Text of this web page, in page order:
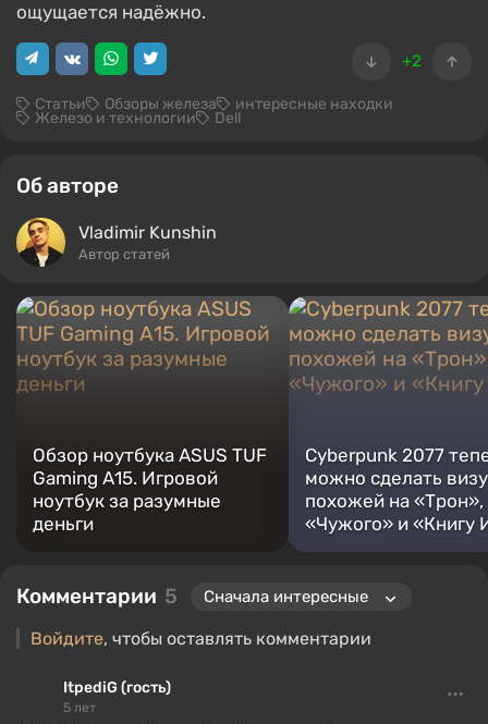
ощущается надёжно.
+2
Статьи Обзоры железа интересные находки
Железо и технологии Dell
Об авторе
Vladimir Kunshin
Автор статей
Обзор ноутбука ASUS TUF
Gaming А15. Игровой
ноутбук за разумные
деньги
Cyberpunk 2077
можно сделать
похожей на «Трон»,
«Чужого» и «Книгу
Комментарии 5
Войдите, чтобы оставлять комментарии
ItpediG (гость)
5 лет